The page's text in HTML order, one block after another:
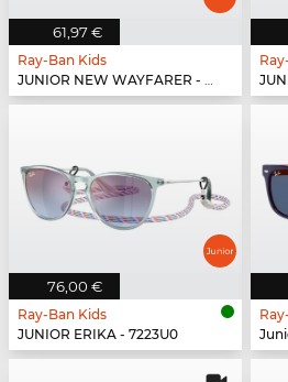
61,97 €
Ray-Ban Kids
JUNIOR NEW WAYFARER - 70624L
76,00 €
Ray-Ban Kids
JUNIOR ERIKA - 7223U0